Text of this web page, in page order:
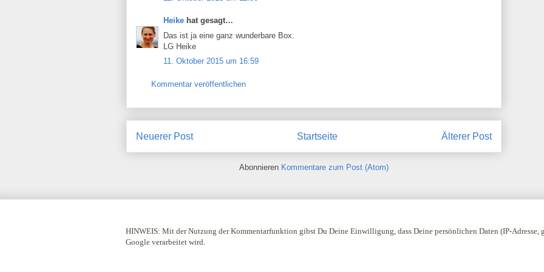
Heike hat gesagt…
Das ist ja eine ganz wunderbare Box.
LG Heike
11. Oktober 2015 um 16:59
Kommentar veröffentlichen
Neuerer Post Älterer Post
Startseite
Abonnieren Kommentare zum Post (Atom)
HINWEIS: Mit der Nutzung der Kommentarfunktion gibst Du Deine Einwilligung, dass Deine persönlichen Daten (IP-Adresse,
Google verarbeitet wird.